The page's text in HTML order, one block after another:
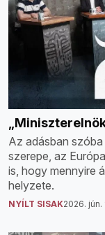
Az adásban
szerepe, az
is, hogy mennyire
helyzete.
NYÍLT SISAK2026. jún.